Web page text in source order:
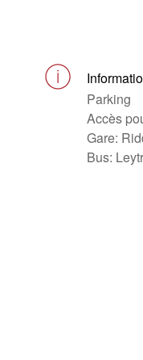
Parking
Accès
Gare:
Bus: